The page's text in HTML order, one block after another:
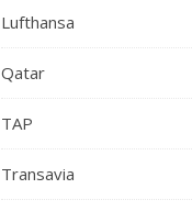
Lufthansa
Qatar
TAP
Transavia